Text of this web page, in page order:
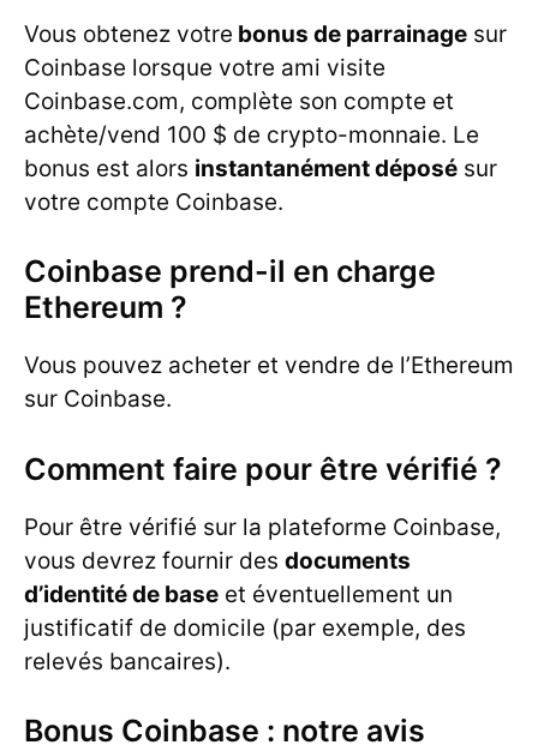
Vous obtenez votre bonus de parrainage sur
Coinbase lorsque votre ami visite
Coinbase.com, complète son compte et
achète/vend 100 $ de crypto-monnaie. Le
bonus est alors instantanément déposé sur
votre compte Coinbase.
Coinbase prend-il en charge
Ethereum ?
Vous pouvez acheter et vendre de l’Ethereum
sur Coinbase.
Comment faire pour être vérifié ?
Pour être vérifié sur la plateforme Coinbase,
vous devrez fournir des documents
d’identité de base et éventuellement un
justificatif de domicile (par exemple, des
relevés bancaires).
Bonus Coinbase : notre avis